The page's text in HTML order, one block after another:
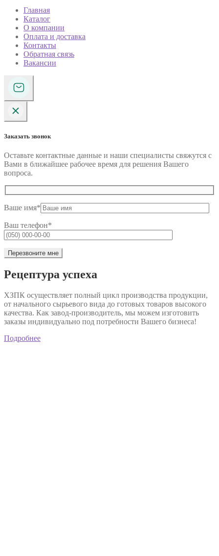
Главная
Каталог
О компании
Оплата и доставка
Контакты
Обратная связь
Вакансии
Заказать звонок
Оставьте контактные данные и наши специалисты свяжутся с
Вами в ближайшее рабочее время для решения Вашего
вопроса.
Ваше имя*
Ваш телефон*
Рецептура успеха
ХЗПК осуществляет полный цикл производства продукции,
от начального сырьевого вида до готовых товаров высокого
качества. Как завод-производитель, мы можем изготовить
заказы индивидуально под потребности Вашего бизнеса!
Подробнее